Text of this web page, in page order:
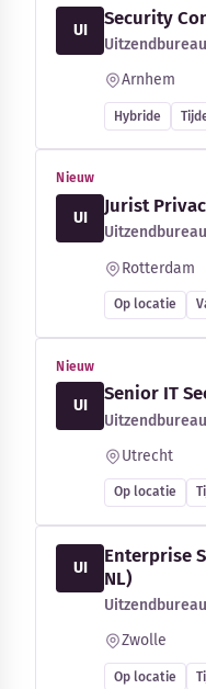
UI
Security
Uitzendbureau
Arnhem
Hybride
Nieuw
UI
Jurist
Uitzendbureau
Rotterdam
Op locatie
Nieuw
UI
Senior IT
Uitzendbureau
Utrecht
Op locatie
UI
Enterprise
NL)
Uitzendbureau
Zwolle
Op locatie